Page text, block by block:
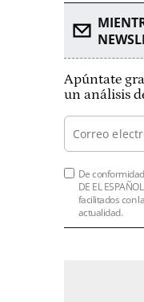
Apúntate
un análisis
De conformidad
DE EL
facilitados con
actualidad.